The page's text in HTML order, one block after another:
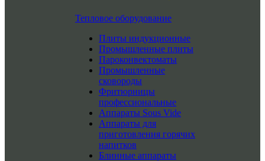
Тепловое оборудование
Плиты индукционные
Промышленные плиты
Пароконвектоматы
Промышленные
сковороды
Фритюрницы
профессиональные
Аппараты Sous Vide
Аппараты для
приготовления горячих
напитков
Блинные аппараты